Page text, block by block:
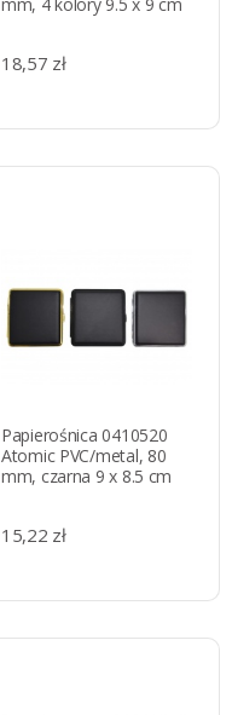
18,57 zł
Papierośnica 0410520
Atomic PVC/metal, 80
mm, czarna 9 x 8.5 cm
15,22 zł